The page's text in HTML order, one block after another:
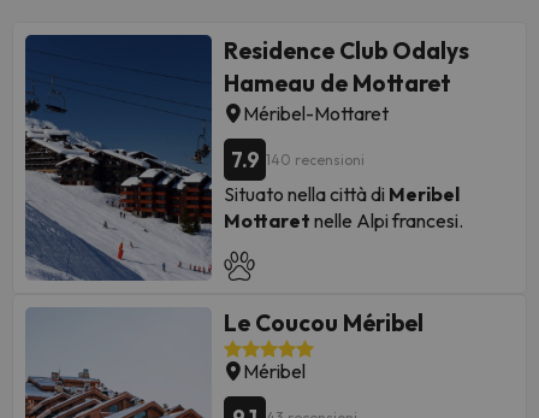
Residence Club Odalys
Hameau de Mottaret
Méribel-Mottaret
7.9 140 recensioni
Situato nella città di Meribel
Mottaret nelle Alpi francesi.
Il complesso
Mottaret Apartments
pagamento), deposito sci,
parcheggio interno (a pagamento)
e servizio di panetteria.
Dispone di un'ampia varietà di
Le Coucou Méribel
Méribel